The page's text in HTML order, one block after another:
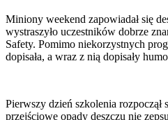
Miniony weekend zapowiadał się
wystraszyło uczestników dobrze
Safety. Pomimo niekorzystnych
dopisała, a wraz z nią dopisały
Pierwszy dzień szkolenia rozpoczął
przejściowe opady deszczu nie